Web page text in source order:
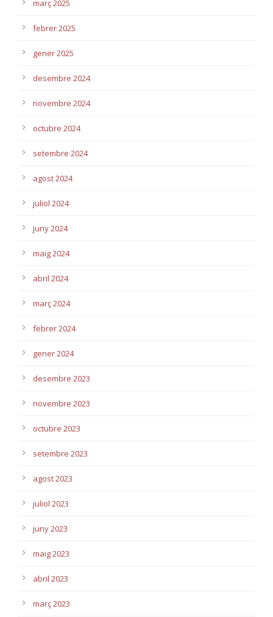
març 2025
febrer 2025
gener 2025
desembre 2024
novembre 2024
octubre 2024
setembre 2024
agost 2024
juliol 2024
juny 2024
maig 2024
abril 2024
març 2024
febrer 2024
gener 2024
desembre 2023
novembre 2023
octubre 2023
setembre 2023
agost 2023
juliol 2023
juny 2023
maig 2023
abril 2023
març 2023